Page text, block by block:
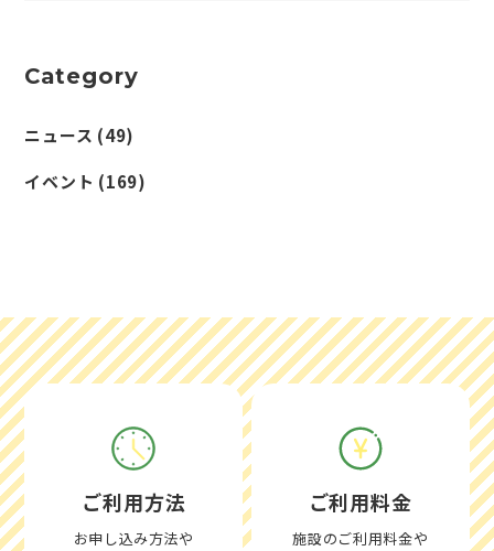
Category
ニュース (49)
イベント (169)
ご利用方法
お申し込み方法や
ご利用料金
施設のご利用料金や